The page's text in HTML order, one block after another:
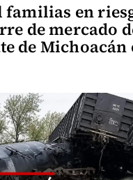
familias en
de mercado
de Michoacán